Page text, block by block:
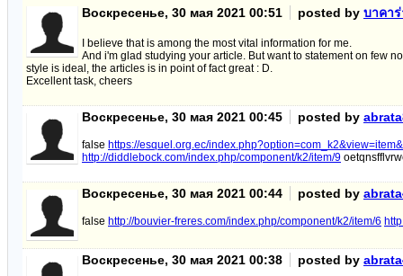
Воскресенье, 30 мая 2021 00:51 posted by บาคา
I believe that is among the most vital information for me.
And i'm glad studying your article. But want to statement on few
style is ideal, the articles is in point of fact great : D.
Excellent task, cheers
Воскресенье, 30 мая 2021 00:45 posted by
false https://esquel.org.ec/
http://diddlebock.com/index.php/component/k2/item/9
Воскресенье, 30 мая 2021 00:44 posted by
false http://bouvier-freres.com/index.php/component/k2/item/6
Воскресенье, 30 мая 2021 00:38 posted by